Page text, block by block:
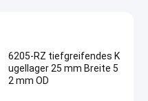
6205-RZ tiefgreifendes K
ugellager 25 mm Breite 5
2 mm OD